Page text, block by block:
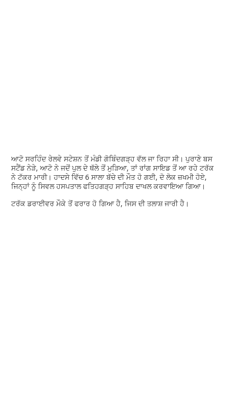
ਆਟੋ ਸਰਹਿੰਦ ਰੇਲਵੇ ਸਟੇਸ਼ਨ ਤੋਂ ਮੰਡੀ ਗੋਬਿੰਦਗੜ੍ਹ ਵੱਲ ਜਾ ਰਿਹਾ ਸੀ। ਪੁਰਾਣੇ ਬਸ
ਸਟੈਂਡ ਨੇੜੇ, ਆਟੋ ਨੇ ਜਦੋਂ ਪੁਲ ਦੇ ਥੱਲੇ ਤੋਂ ਮੁੜਿਆ, ਤਾਂ ਰਾਂਗ ਸਾਇਡ ਤੋਂ ਆ ਰਹੇ ਟਰੱਕ
ਨੇ ਟੱਕਰ ਮਾਰੀ। ਹਾਦਸੇ ਵਿੱਚ 6 ਸਾਲਾ ਬੱਚੇ ਦੀ ਮੌਤ ਹੋ ਗਈ, ਦੋ ਲੋਕ ਜ਼ਖਮੀ ਹੋਏ,
ਜਿਨ੍ਹਾਂ ਨੂੰ ਸਿਵਲ ਹਸਪਤਾਲ ਫਤਿਹਗੜ੍ਹ ਸਾਹਿਬ ਦਾਖਲ ਕਰਵਾਇਆ ਗਿਆ।
ਟਰੱਕ ਡਰਾਈਵਰ ਮੌਕੇ ਤੋਂ ਫਰਾਰ ਹੋ ਗਿਆ ਹੈ, ਜਿਸ ਦੀ ਤਲਾਸ਼ ਜਾਰੀ ਹੈ।